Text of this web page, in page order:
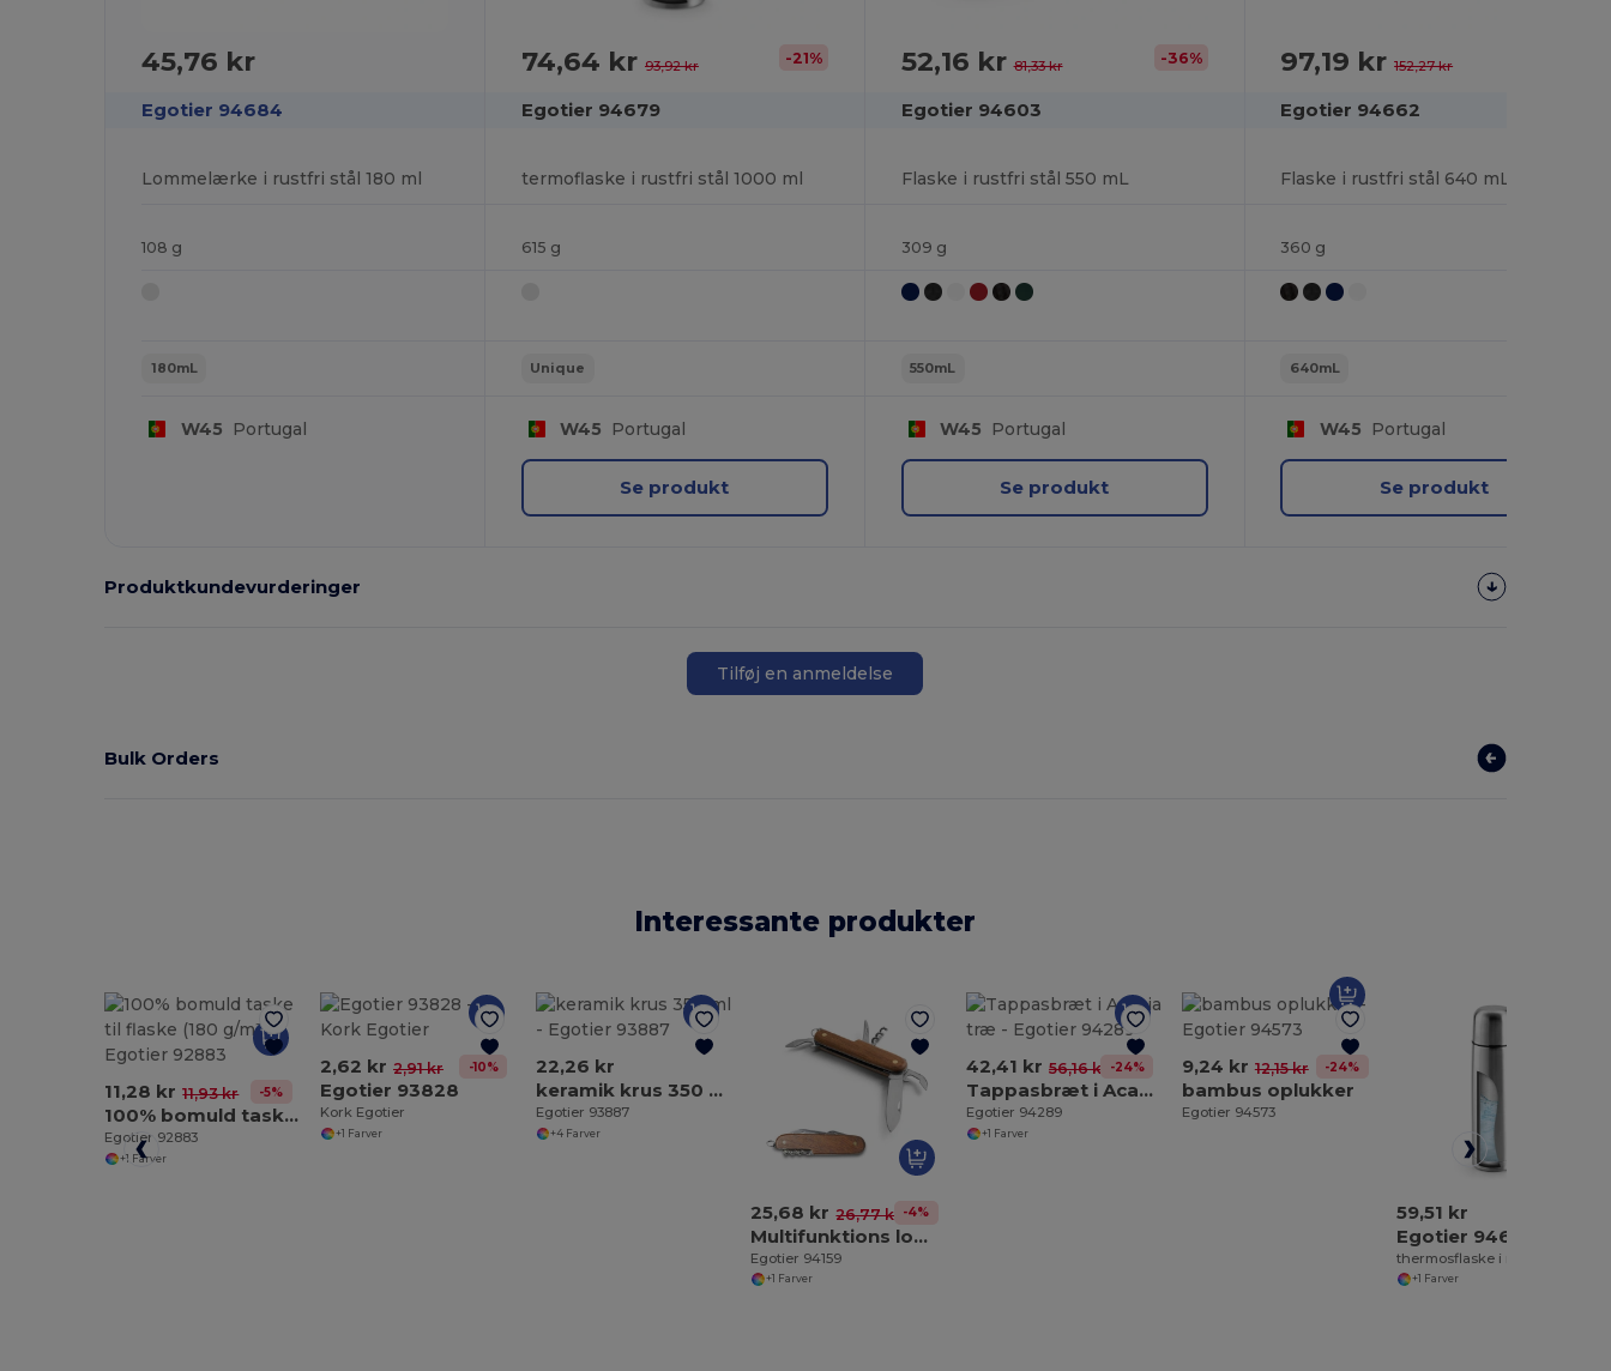
45,76 kr
Egotier 94684
Lommelærke i rustfri stål 180 ml
108 g
180mL
W45 Portugal
74,64 kr 93,92 kr -21%
Egotier 94679
termoflaske i rustfri stål 1000 ml
615 g
Unique
W45 Portugal
Se produkt
52,16 kr81,33 kr -36%
Egotier 94603
Flaske i rustfri stål 550 mL
309 g
550mL
W45 Portugal
Se produkt
97,19 kr152,27 kr
Egotier 94662
Flaske i rustfri stål 640 mL
360 g
640mL
W45 Portugal
Se produkt
Produktkundevurderinger
Tilføj en anmeldelse
Bulk Orders
Interessante produkter
11,28 kr 11,93 kr -5%
100% bomuld taske til flaske (180 g/m²)
Egotier 92883
+1 Farver
2,62 kr 2,91 kr -10%
Egotier 93828
Kork Egotier
+1 Farver
22,26 kr
keramik krus 350 ml
Egotier 93887
+4 Farver
25,68 kr 26,77 kr -4%
Multifunktions lommekniv i rustfrit stål og træ
Egotier 94159
+1 Farver
42,41 kr 56,16 kr -24%
Tappasbræt i Acacia træ
Egotier 94289
+1 Farver
9,24 kr 12,15 kr -24%
bambus oplukker
Egotier 94573
59,51 kr
Egotier 94610
+1 Farver